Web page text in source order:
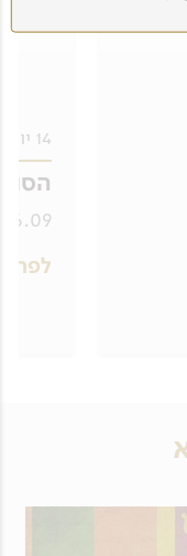
14 יום - טיול לדרום קוריאה, כולל האי ג'ג'ו
16.09, 12.10, 13.10, 01.11, 02.11